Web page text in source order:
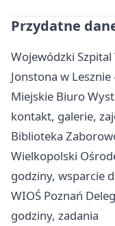
Przydatne
Wojewódzki Szpital
Jonstona w
Miejskie Biuro
kontakt, galerie,
Biblioteka
Wielkopolski
godziny, wsparcie
WIOŚ Poznań
godziny, zadania